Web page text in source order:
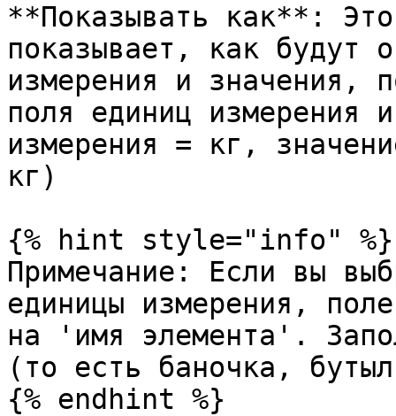
**Показывать как**: Это
показывает, как будут
измерения и значения,
поля единиц
измерения = кг,
кг)
{% hint style="info" %}
Примечание: Если вы
единицы измерения,
на 'имя элемента'.
(то есть баночка,
{% endhint %}